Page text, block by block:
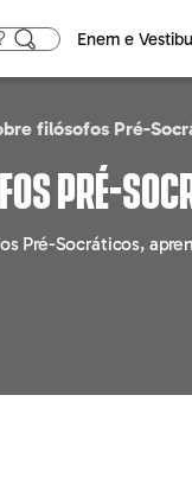
Enem e
Resultados
ÁREAS DE
Tecnologia
Marketing
Engenharia
HUMANAS
filósofos Pré-
Pré-
Pré-Socráticos,